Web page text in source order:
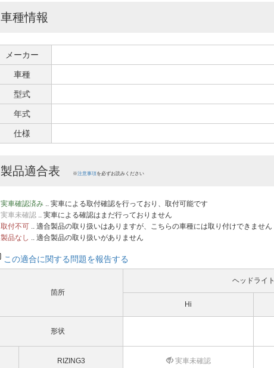
車種情報
メーカー
車種
型式
年式
仕様
製品適合表 ※注意事項を必ずお読みください
実車確認済み .. 実車による取付確認を行っており、取付可能です
実車未確認 .. 実車による確認はまだ行っておりません
取付不可 .. 適合製品の取り扱いはありますが、こちらの車種には取り付けできません
製品なし .. 適合製品の取り扱いがありません
この適合に関する問題を報告する
箇所
ヘッドライト
Hi
形状
RIZING3 実車未確認